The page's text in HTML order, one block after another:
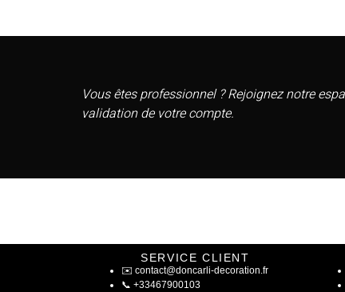
Vous êtes professionnel ? Rejoignez notre
validation de votre compte.
SERVICE CLIENT
✉️ contact@doncarli-decoration.fr
📞 +33467900103